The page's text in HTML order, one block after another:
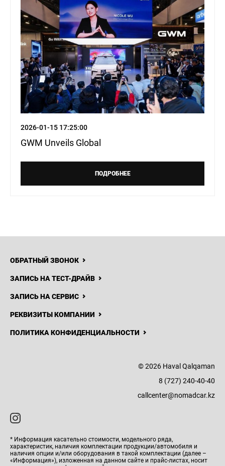
2026-01-15 17:25:00
GWM Unveils Global
ПОДРОБНЕЕ
ОБРАТНЫЙ ЗВОНОК
ЗАПИСЬ НА ТЕСТ-ДРАЙВ
ЗАПИСЬ НА СЕРВИС
РЕКВИЗИТЫ КОМПАНИИ
ПОЛИТИКА КОНФИДЕНЦИАЛЬНОСТИ
© 2026 Haval Qalqaman
8 (727) 240-40-40
callcenter@nomadcar.kz
* Информация касательно стоимости, модельного ряда,
характеристик, наличия комплектации продукции/автомобиля и
наличия опции и/или оборудования в такой комплектации (далее –
«Информация»), изложенная на данном сайте и прайс-листах, носит